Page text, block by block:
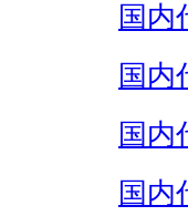
国内
国内
国内
国内